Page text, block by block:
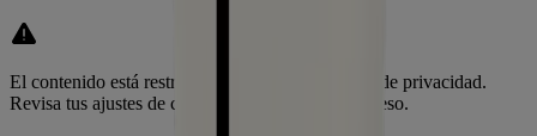
El contenido está restringido debido a los ajustes de privacidad.
Revisa tus ajustes de cookies para habilitar el acceso.